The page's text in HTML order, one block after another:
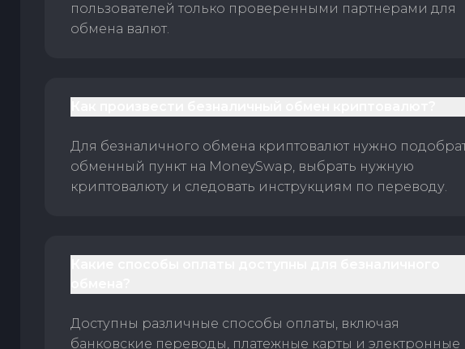
пользователей только проверенными партнерами для
обмена валют.
Для безналичного обмена криптовалют нужно
обменный пункт на MoneySwap, выбрать нужную
криптовалюту и следовать инструкциям по переводу.
Доступны различные способы оплаты, включая
банковские переводы, платежные карты и электронные